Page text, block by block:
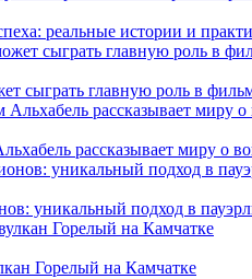
реальные истории и
сыграть главную роль в
рассказывает миру о
уникальный подход в
Горелый на Камчатке